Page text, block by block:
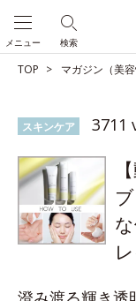
検索
メニュー
TOP マガジン（美
スキンケア 3711